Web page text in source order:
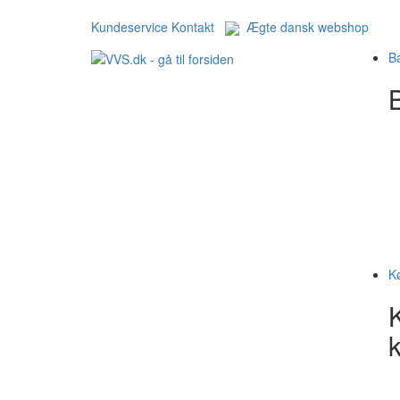
Kundeservice Kontakt
Ægte dansk webshop